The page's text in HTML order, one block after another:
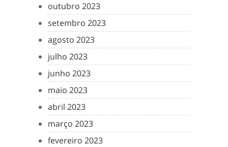
outubro 2023
setembro 2023
agosto 2023
julho 2023
junho 2023
maio 2023
abril 2023
março 2023
fevereiro 2023